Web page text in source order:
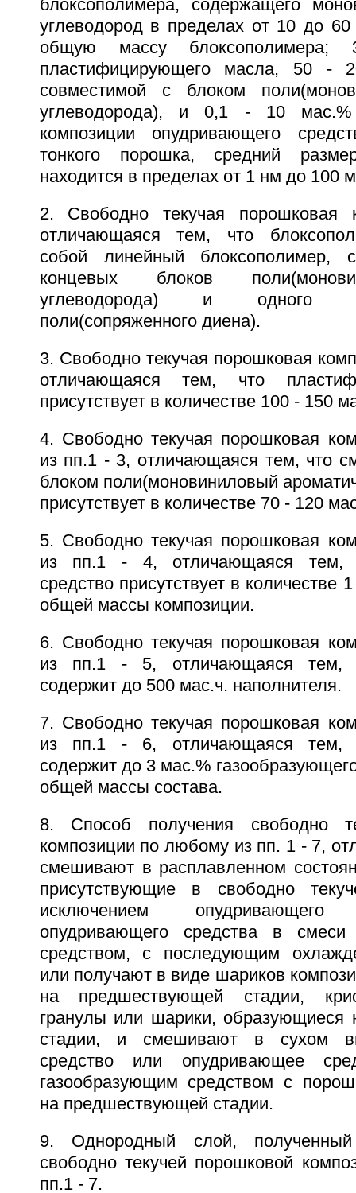
блоксополимера, содержащего
углеводород в пределах от 10 до
общую массу
пластифицирующего масла, 50 -
совместимой с блоком
углеводорода), и 0,1 - 10
композиции опудривающего
тонкого порошка, средний
находится в пределах от 1 нм до 100
2. Свободно текучая порошковая
отличающаяся тем, что
собой линейный блоксополимер,
концевых блоков
углеводорода) и одного
поли(сопряженного диена).
3. Свободно текучая порошковая
отличающаяся тем, что
присутствует в количестве 100 - 150
4. Свободно текучая порошковая
из пп.1 - 3, отличающаяся тем, что
блоком поли(моновиниловый
присутствует в количестве 70 - 120
5. Свободно текучая порошковая
из пп.1 - 4, отличающаяся тем,
средство присутствует в количестве
общей массы композиции.
6. Свободно текучая порошковая
из пп.1 - 5, отличающаяся тем,
содержит до 500 мас.ч. наполнителя.
7. Свободно текучая порошковая
из пп.1 - 6, отличающаяся тем,
содержит до 3 мас.%
общей массы состава.
8. Способ получения свободно
композиции по любому из пп. 1 - 7,
смешивают в расплавленном
присутствующие в свободно
исключением
опудривающего средства в
средством, с последующим
или получают в виде шариков
на предшествующей стадии,
гранулы или шарики, образующиеся
стадии, и смешивают в сухом
средство или опудривающее
газообразующим средством с
на предшествующей стадии.
9. Однородный слой,
свободно текучей порошковой
пп.1 - 7.